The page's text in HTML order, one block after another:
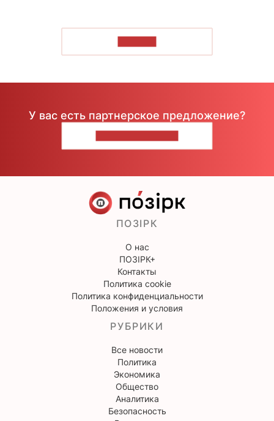
У вас есть партнерское предложение?
ПОЗІРК
О нас
ПОЗІРК+
Контакты
Политика cookie
Политика конфиденциальности
Положения и условия
РУБРИКИ
Все новости
Политика
Экономика
Общество
Аналитика
Безопасность